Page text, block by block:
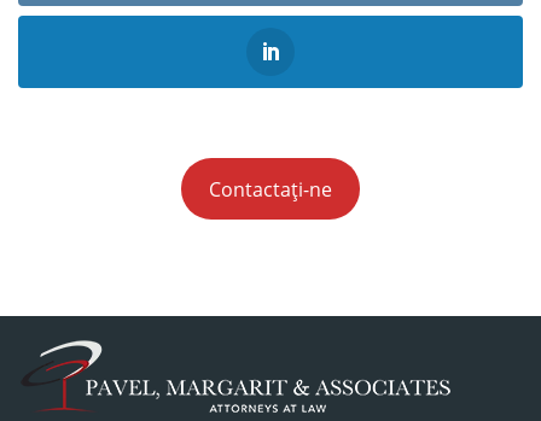
Contactați-ne